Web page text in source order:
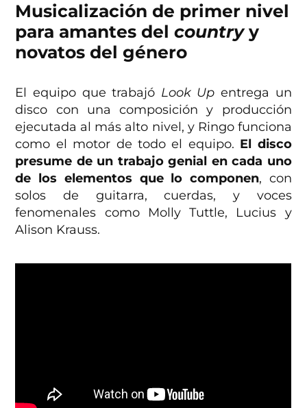
Musicalización de primer nivel
para amantes delcountryy
novatos del género
El equipo que trabajó Look Upentrega un
disco con una composición y producción
ejecutada al más alto nivel, y Ringo funciona
como el motor de todo el equipo. El disco
presume de un trabajo genial en cada uno
de los elementos que lo componen, con
solos de guitarra, cuerdas, y voces
fenomenales como Molly Tuttle, Lucius y
Alison Krauss.